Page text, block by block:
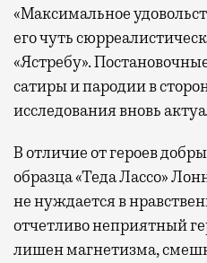
«Максимальное
его чуть
«Ястребу».
сатиры и пародии в
исследования вновь
В отличие от героев
образца «Теда Лассо»
не нуждается в
отчетливо неприятный
лишен магнетизма,